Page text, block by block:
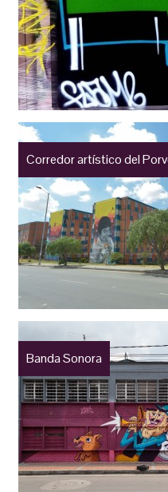
Corredor artístico del
Banda Sonora